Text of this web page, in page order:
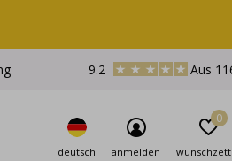
deutsch anmelden
0
9.2 Aus